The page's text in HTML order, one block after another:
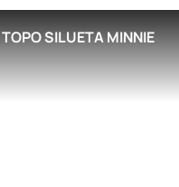
TOPO SILUETA MINNIE